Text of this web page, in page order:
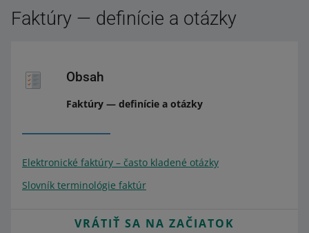
Faktúry — definície a otázky
Obsah
Faktúry — definície a otázky
Elektronické faktúry – často kladené otázky
Slovník terminológie faktúr
VRÁTIŤ SA NA ZAČIATOK